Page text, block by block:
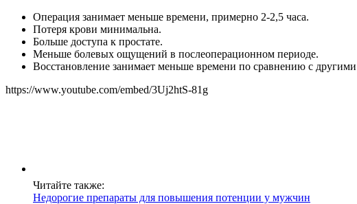
Операция занимает меньше времени, примерно 2-2,5 часа.
Потеря крови минимальна.
Больше доступа к простате.
Меньше болевых ощущений в послеоперационном периоде.
Восстановление занимает меньше времени по сравнению с
https://www.youtube.com/embed/3Uj2htS-81g
Читайте также:
Недорогие препараты для повышения потенции у мужчин